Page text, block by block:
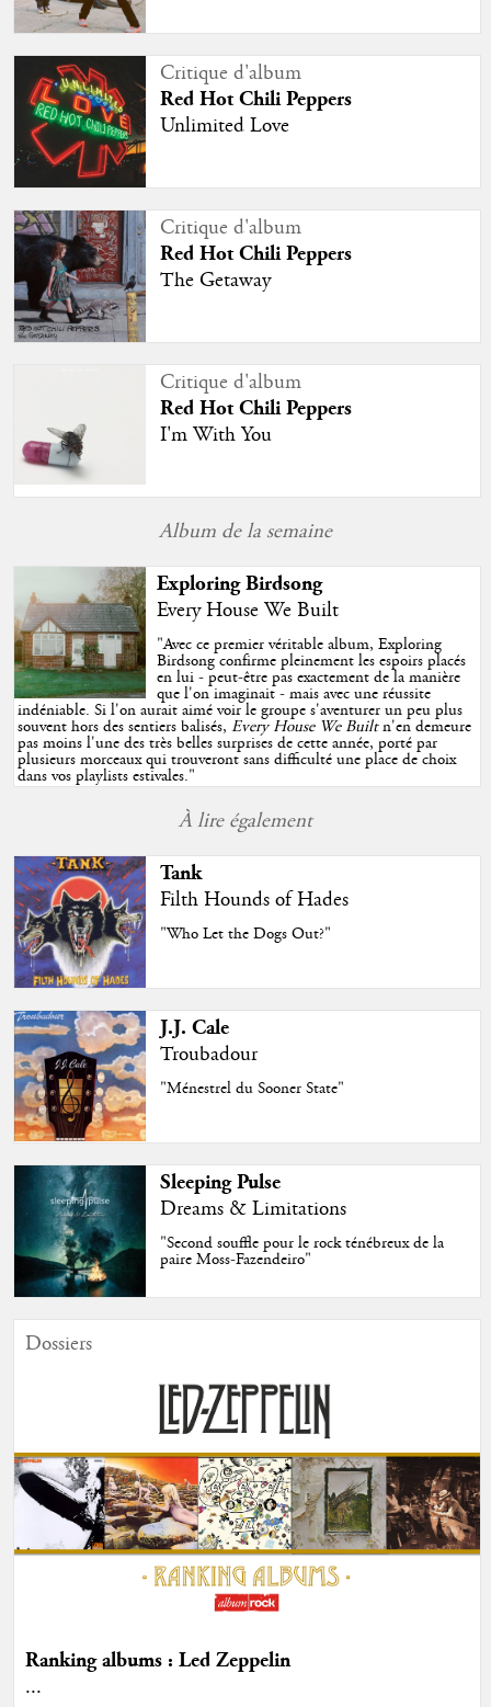
Critique d'album
Red Hot Chili Peppers
Unlimited Love
Critique d'album
Red Hot Chili Peppers
The Getaway
Critique d'album
Red Hot Chili Peppers
I'm With You
Album de la semaine
Exploring Birdsong
Every House We Built
"Avec ce premier véritable album, Exploring
Birdsong confirme pleinement les espoirs placés
en lui - peut-être pas exactement de la manière
que l'on imaginait - mais avec une réussite
indéniable. Si l'on aurait aimé voir le groupe s'aventurer un peu plus
souvent hors des sentiers balisés,Every House We Builtn'en demeure
pas moins l'une des très belles surprises de cette année, porté par
plusieurs morceaux qui trouveront sans difficulté une place de choix
dans vos playlists estivales."
À lire également
Tank
Filth Hounds of Hades
"Who Let the Dogs Out?"
J.J. Cale
Troubadour
"Ménestrel du Sooner State"
Sleeping Pulse
Dreams & Limitations
"Second souffle pour le rock ténébreux de la
paire Moss-Fazendeiro"
Dossiers
Ranking albums : Led Zeppelin
...